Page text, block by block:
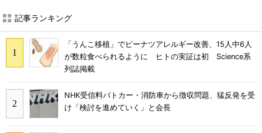
記事ランキング
「うんこ移植」でピーナツアレルギー改善、15人中6人
が数粒食べられるように ヒトの実証は初 Science系
列誌掲載
NHK受信料パトカー・消防車から徴収問題、猛反発を受
け「検討を進めていく」と会長